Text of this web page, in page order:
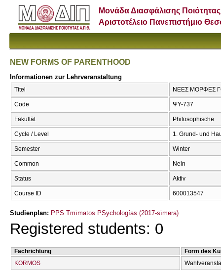
Μονάδα Διασφάλισης Ποιότητας
Αριστοτέλειο Πανεπιστήμιο
NEW FORMS OF PARENTHOOD
Informationen zur Lehrveranstaltung
Titel ΝΕΕΣ ΜΟΡΦΕΣ
Code ΨΥ-737
Fakultät Philosophische
Cycle / Level 1. Grund- und
Semester Winter
Common Nein
Status Aktiv
Course ID 600013547
Studienplan: PPS Tmīmatos PSychologías (2017-sīmera)
Registered students: 0
Fachrichtung
Form des
KORMOS